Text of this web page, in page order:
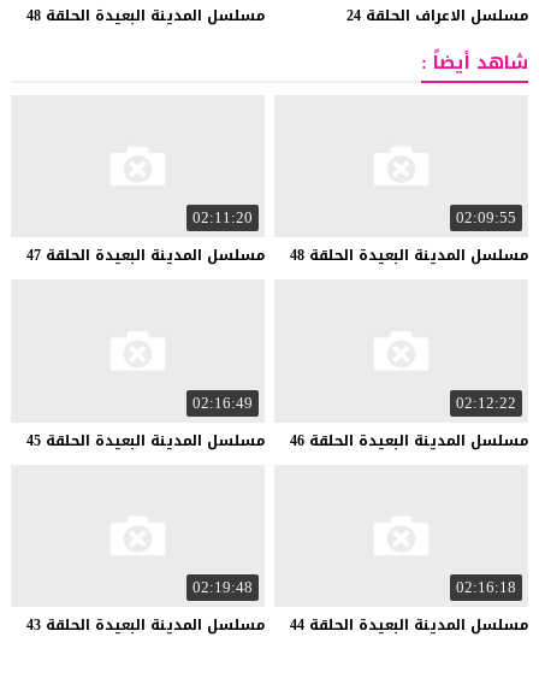
مسلسل الاعراف الحلقة 24 مسلسل المدينة البعيدة الحلقة 48
شاهد أيضاً :
02:09:55
مسلسل المدينة البعيدة الحلقة 48
02:11:20
مسلسل المدينة البعيدة الحلقة 47
02:12:22
مسلسل المدينة البعيدة الحلقة 46
02:16:49
مسلسل المدينة البعيدة الحلقة 45
02:16:18
مسلسل المدينة البعيدة الحلقة 44
02:19:48
مسلسل المدينة البعيدة الحلقة 43